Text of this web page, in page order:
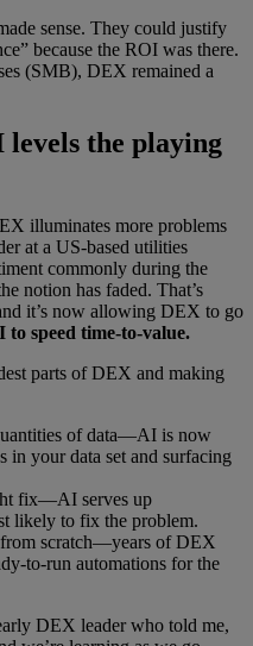
sense. They could justify
because the ROI was there.
(SMB), DEX remained a
levels the playing
illuminates more problems
at a US-based utilities
commonly during the
notion has faded. That’s
it’s now allowing DEX to go
to speed time-to-value.
parts of DEX and making
of data—AI is now
in your data set and surfacing
fix—AI serves up
likely to fix the problem.
scratch—years of DEX
to-run automations for the
DEX leader who told me,